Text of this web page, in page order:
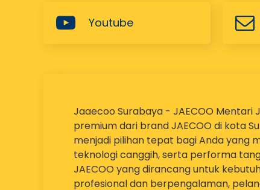
Jaaecoo Surabaya - JAECOO Mentari
premium dari brand JAECOO di kota
menjadi pilihan tepat bagi Anda yang
teknologi canggih, serta performa
JAECOO yang dirancang untuk
profesional dan berpengalaman,